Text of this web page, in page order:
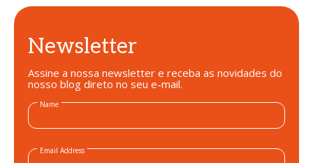
Newsletter
Assine a nossa newsletter e receba as novidades do
nosso blog direto no seu e-mail.
Name
Email Address